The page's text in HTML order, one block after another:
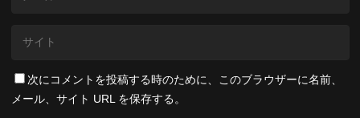
次にコメントを投稿する時のために、このブラウザーに名前、
メール、サイト URL を保存する。